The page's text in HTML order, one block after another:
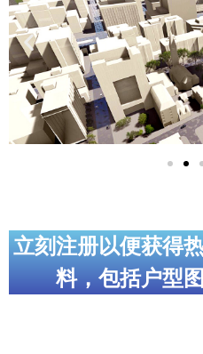
加拿大房地产网站
大多伦多教育网站
大多伦多医疗机构
加拿大银行贷款机构
地产
走近加
立刻注册以便获得
料，包括户型